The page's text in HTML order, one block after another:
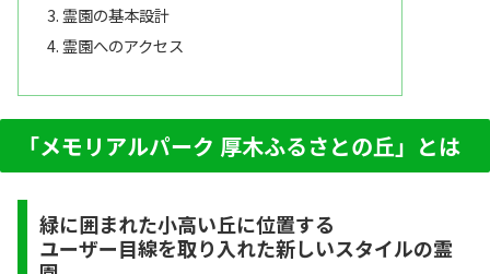
霊園の基本設計
霊園へのアクセス
「メモリアルパーク 厚木ふるさとの丘」とは
緑に囲まれた小高い丘に位置する
ユーザー目線を取り入れた新しいスタイルの霊